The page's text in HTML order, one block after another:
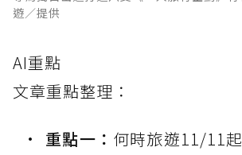
遊／提供
AI重點
文章重點整理：
重點一： 何時旅遊11/11